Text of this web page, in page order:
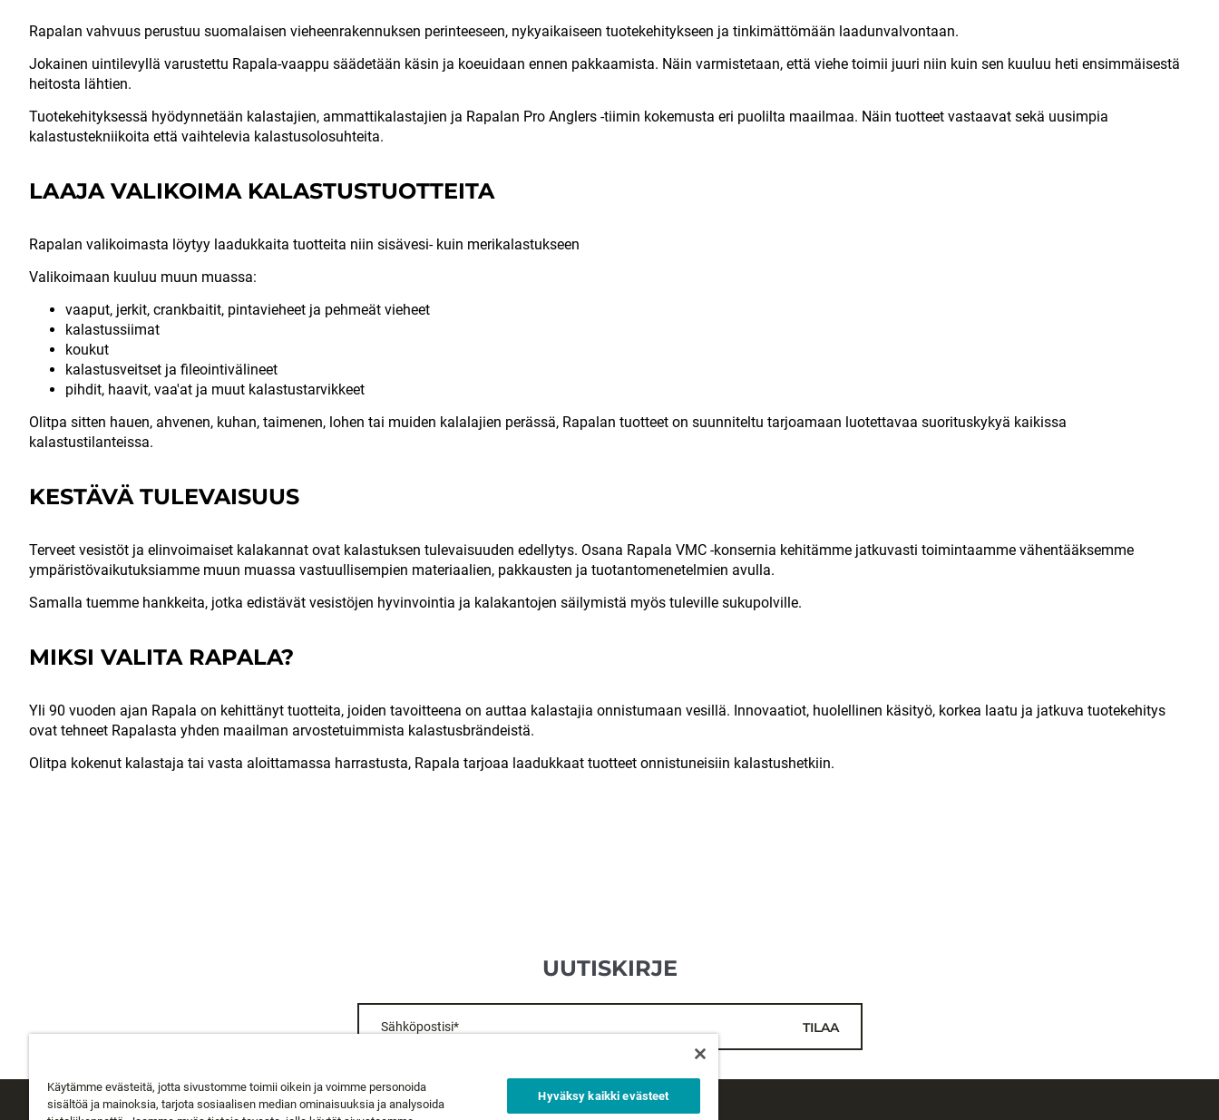
Rapalan vahvuus perustuu suomalaisen vieheenrakennuksen perinteeseen, nykyaikaiseen tuotekehitykseen ja tinkimättömään laadunvalvontaan.
Jokainen uintilevyllä varustettu Rapala-vaappu säädetään käsin ja koeuidaan ennen pakkaamista. Näin varmistetaan, että viehe toimii juuri niin kuin sen kuuluu heti ensimmäisestä
heitosta lähtien.
Tuotekehityksessä hyödynnetään kalastajien, ammattikalastajien ja Rapalan Pro Anglers -tiimin kokemusta eri puolilta maailmaa. Näin tuotteet vastaavat sekä uusimpia
kalastustekniikoita että vaihtelevia kalastusolosuhteita.
LAAJA VALIKOIMA KALASTUSTUOTTEITA
Rapalan valikoimasta löytyy laadukkaita tuotteita niin sisävesi- kuin merikalastukseen
Valikoimaan kuuluu muun muassa:
vaaput, jerkit, crankbaitit, pintavieheet ja pehmeät vieheet
kalastussiimat
koukut
kalastusveitset ja fileointivälineet
pihdit, haavit, vaa'at ja muut kalastustarvikkeet
Olitpa sitten hauen, ahvenen, kuhan, taimenen, lohen tai muiden kalalajien perässä, Rapalan tuotteet on suunniteltu tarjoamaan luotettavaa suorituskykyä kaikissa
kalastustilanteissa.
KESTÄVÄ TULEVAISUUS
Terveet vesistöt ja elinvoimaiset kalakannat ovat kalastuksen tulevaisuuden edellytys. Osana Rapala VMC -konsernia kehitämme jatkuvasti toimintaamme vähentääksemme
ympäristövaikutuksiamme muun muassa vastuullisempien materiaalien, pakkausten ja tuotantomenetelmien avulla.
Samalla tuemme hankkeita, jotka edistävät vesistöjen hyvinvointia ja kalakantojen säilymistä myös tuleville sukupolville.
MIKSI VALITA RAPALA?
Yli 90 vuoden ajan Rapala on kehittänyt tuotteita, joiden tavoitteena on auttaa kalastajia onnistumaan vesillä. Innovaatiot, huolellinen käsityö, korkea laatu ja jatkuva tuotekehitys
ovat tehneet Rapalasta yhden maailman arvostetuimmista kalastusbrändeistä.
Olitpa kokenut kalastaja tai vasta aloittamassa harrastusta, Rapala tarjoaa laadukkaat tuotteet onnistuneisiin kalastushetkiin.
UUTISKIRJE
Sähköpostisi* TILAA
Käytämme evästeitä, jotta sivustomme toimii oikein ja voimme personoida
sisältöä ja mainoksia, tarjota sosiaalisen median ominaisuuksia ja analysoida
Hyväksy kaikki evästeet